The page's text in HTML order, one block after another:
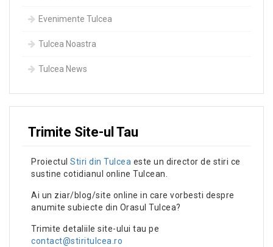
Evenimente Tulcea
Tulcea Noastra
Tulcea News
Trimite Site-ul Tau
Proiectul Stiri din Tulcea este un director de stiri ce
sustine cotidianul online Tulcean.
Ai un ziar/blog/site online in care vorbesti despre
anumite subiecte din Orasul Tulcea?
Trimite detaliile site-ului tau pe
contact@stiritulcea.ro